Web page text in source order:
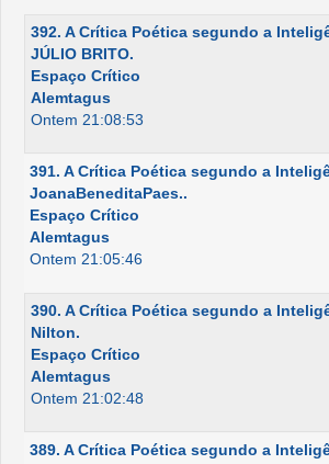
392. A Crítica Poética segundo a
JÚLIO BRITO.
Espaço Crítico
Alemtagus
Ontem 21:08:53
391. A Crítica Poética segundo a
JoanaBeneditaPaes..
Espaço Crítico
Alemtagus
Ontem 21:05:46
390. A Crítica Poética segundo a
Nilton.
Espaço Crítico
Alemtagus
Ontem 21:02:48
389. A Crítica Poética segundo a